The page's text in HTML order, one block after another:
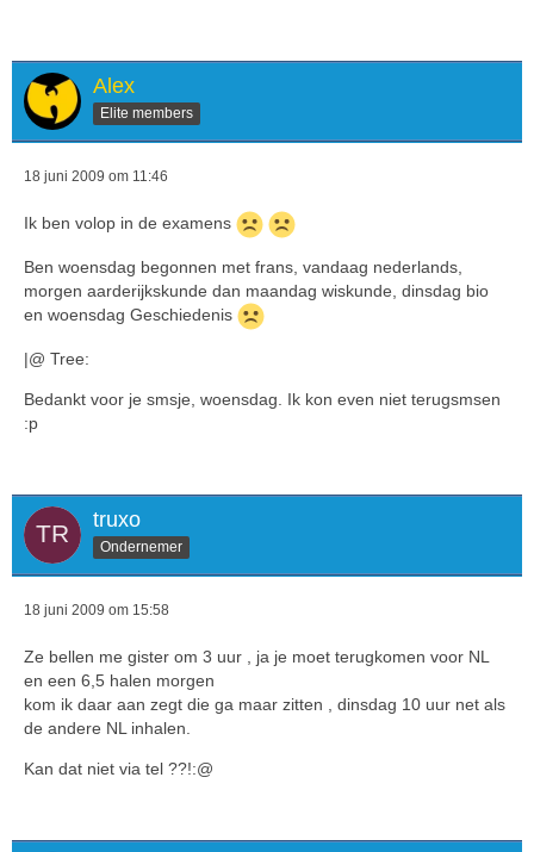
Alex
Elite members
18 juni 2009 om 11:46
Ik ben volop in de examens
Ben woensdag begonnen met frans, vandaag nederlands,
morgen aarderijkskunde dan maandag wiskunde, dinsdag bio
en woensdag Geschiedenis
|@ Tree:
Bedankt voor je smsje, woensdag. Ik kon even niet terugsmsen
:p
truxo
Ondernemer
18 juni 2009 om 15:58
Ze bellen me gister om 3 uur , ja je moet terugkomen voor NL
en een 6,5 halen morgen
kom ik daar aan zegt die ga maar zitten , dinsdag 10 uur net als
de andere NL inhalen.
Kan dat niet via tel ??!:@